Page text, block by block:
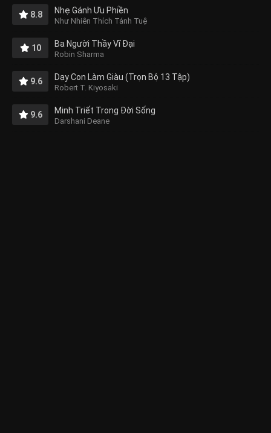
8.8 Nhẹ Gánh Ưu Phiền
Như Nhiên Thích Tánh Tuệ
10 Ba Người Thầy Vĩ Đại
Robin Sharma
9.6 Dạy Con Làm Giàu (Trọn Bộ 13 Tập)
Robert T. Kiyosaki
9.6 Minh Triết Trong Đời Sống
Darshani Deane